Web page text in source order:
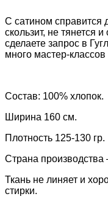
С сатином
скользит, не тянется
сделаете запрос в
много мастер-
Состав: 100% хлопок.
Ширина 160 см.
Плотность 125-130 гр.
Страна производства
Ткань не линяет и
стирки.